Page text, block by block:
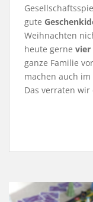
gute
Weihnachten
heute gerne vier
ganze Familie
machen auch
Das verraten wir